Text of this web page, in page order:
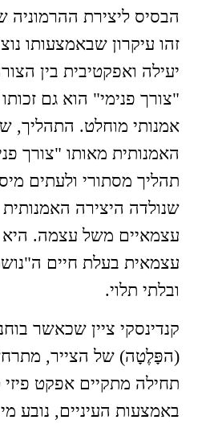
הבסיס ליצירת ההרמוניה
זהו עיקרון שבאמצעותו
יעילה ואפקטיבית בין
"צורך פנימי" הוא גם
אמנותי מוחלט. התהליך,
האמנותית מאותו "צורך
תהליך מסתורי ולעתים
שנולדה היצירה האמנותית
עצמאיים משל עצמה. היא
עצמאית בעלת חיים
ובלתי תלוי.
קנדינסקי ציין שכאשר
(הפָּלֶטָה) של הצייר,
תחילה מתקיים אפקט
באמצעות העיניים, נובע